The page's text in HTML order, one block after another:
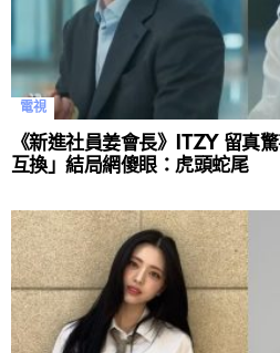
電視
《新進社員姜會長》ITZY 留真
互換」結局網傻眼：虎頭蛇尾